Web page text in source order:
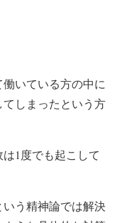
いている方の中に
しまったという方
1度でも起こして
いう精神論では解決